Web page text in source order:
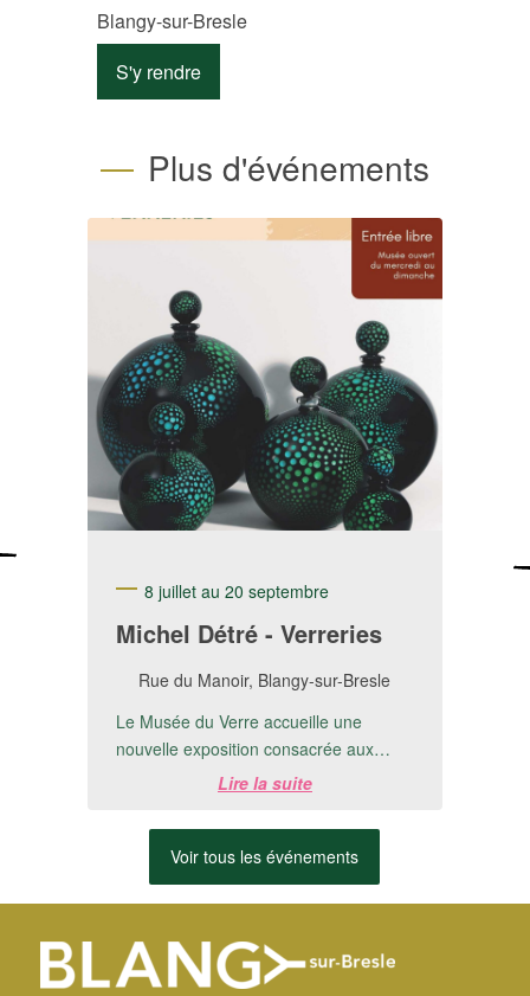
Blangy-sur-Bresle
S'y rendre
Plus d'événements
8 juillet au 20 septembre
Michel Détré - Verreries
Rue du Manoir, Blangy-sur-Bresle
Le Musée du Verre accueille une
nouvelle exposition consacrée aux
créations de Michel Detré.📅 Du 8 juillet
Lire la suite
Voir tous les événements